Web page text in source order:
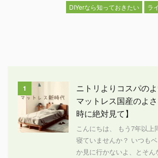
DIYerなら知っておきたい ラ
1
ニトリよりコスパの
マットレス国産のよ
時に絶対見て】
こんにちは、 もう7年以上
寝ていませんか？ いつも
か見に行かないよ、とそん